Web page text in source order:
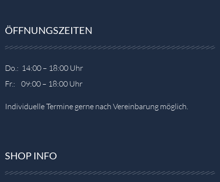
ÖFFNUNGSZEITEN
Do.: 14:00 – 18:00 Uhr
Fr.: 09:00 – 18:00 Uhr
Individuelle Termine gerne nach Vereinbarung möglich.
SHOP INFO